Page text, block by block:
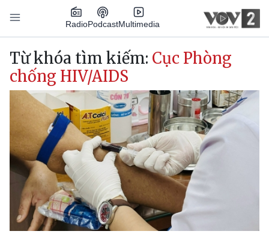
Nhảy đến nội dung
RadioPodcastMultimedia
Main navigation
Từ khóa tìm kiếm: Cục Phòng
chống HIV/AIDS